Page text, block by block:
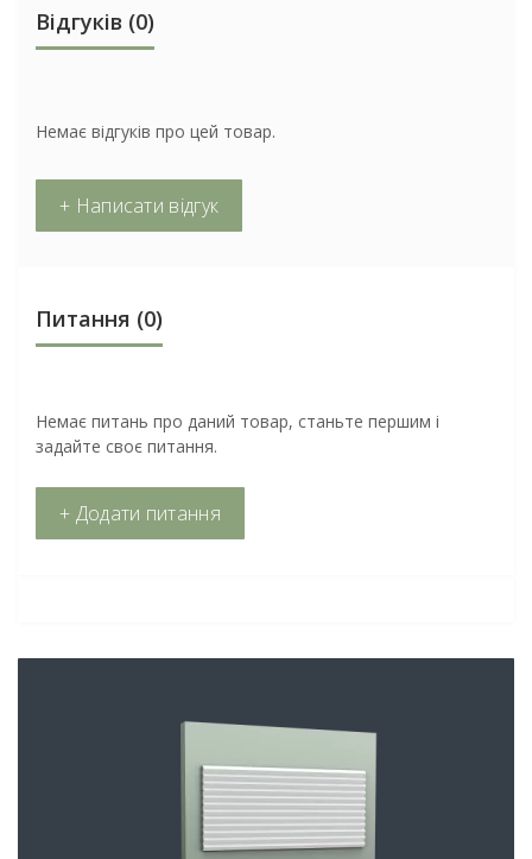
Відгуків (0)
Немає відгуків про цей товар.
+ Написати відгук
Питання (0)
Немає питань про даний товар, станьте першим і
задайте своє питання.
+ Додати питання